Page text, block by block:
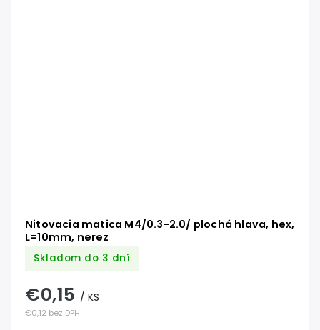
Nitovacia matica M4/0.3-2.0/ plochá hlava, hex,
L=10mm, nerez
Skladom do 3 dní
€0,12 bez DPH
€0,15 / KS